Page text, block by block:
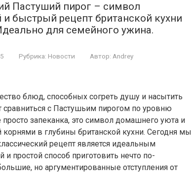
Пастуший пирог – символ
быстрый рецепт британской кухни
для семейного ужина.
Рубрика: Новости Автор: Andrey
блюд, способных согреть душу и насытить
сравниться с Пастушьим пирогом по уровню
запеканка, это символ домашнего уюта и
в глубины британской кухни. Сегодня мы
рецепт является идеальным
простой способ приготовить нечто по-
но аргументированные отступления от